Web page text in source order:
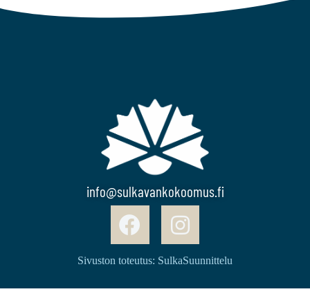
info@sulkavankokoomus.fi
Sivuston toteutus: SulkaSuunnittelu